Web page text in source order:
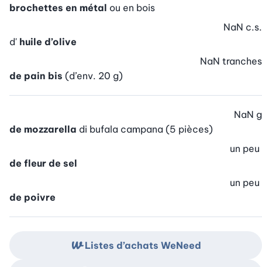
brochettes en métal ou en bois
d' huile d’olive
NaN c.s.
de pain bis (d’env. 20 g)
NaN tranches
de mozzarella di bufala campana (5 pièces)
NaN g
de fleur de sel
un peu
de poivre
un peu
Listes d’achats WeNeed